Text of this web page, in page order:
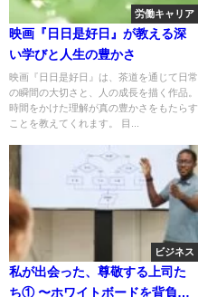
労働キャリア
映画『日日是好日』が教える深
い学びと人生の豊かさ
映画『日日是好日』は、茶道を通じて日常
の瞬間の大切さと、人の成長を描く作品。
時間をかけた理解が真の豊かさをもたらす
ことを教えてくれます。 目...
ビジネス
私が出会った、尊敬する上司た
ち① 〜ホワイトボードを背負っ